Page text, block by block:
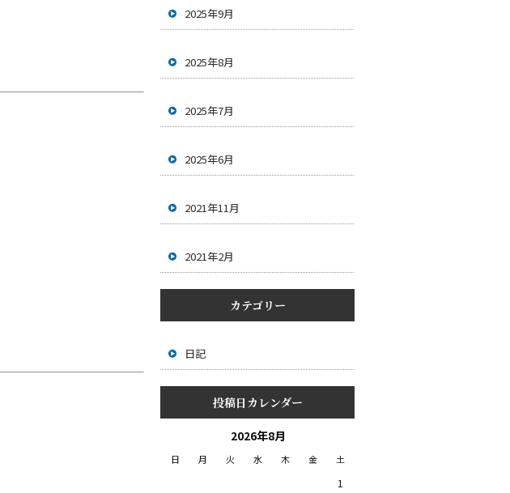
2025年9月
2025年8月
2025年7月
2025年6月
2021年11月
2021年2月
カテゴリー
日記
投稿日カレンダー
2026年8月
日 月 火 水 木 金 土
1